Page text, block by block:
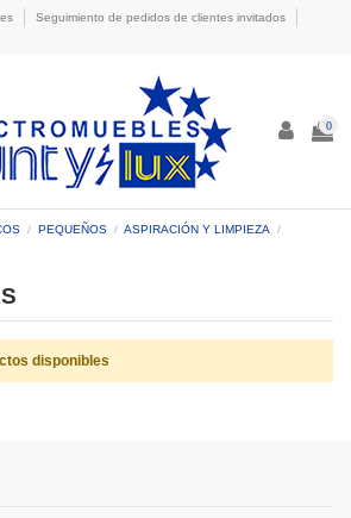
Seguimiento de pedidos de clientes invitados
0
PEQUEÑOS
ASPIRACIÓN Y LIMPIEZA
disponibles